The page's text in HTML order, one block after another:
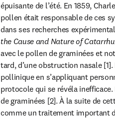
épuisante de l’été. En 1859,
pollen était responsable de ces
dans ses recherches
the Cause and Nature of
avec le pollen de graminées et
tard, d’une obstruction nasale
pollinique en s’appliquant
protocole qui se révéla
de graminées [2]. À la suite de
comme un traitement important